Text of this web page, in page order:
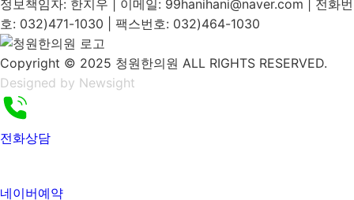
정보책임자: 한지우 | 이메일: 99hanihani@naver.com | 전화번
호: 032)471-1030 | 팩스번호: 032)464-1030
Copyright © 2025 청원한의원 ALL RIGHTS RESERVED.
Designed by Newsight
전화상담
네이버예약